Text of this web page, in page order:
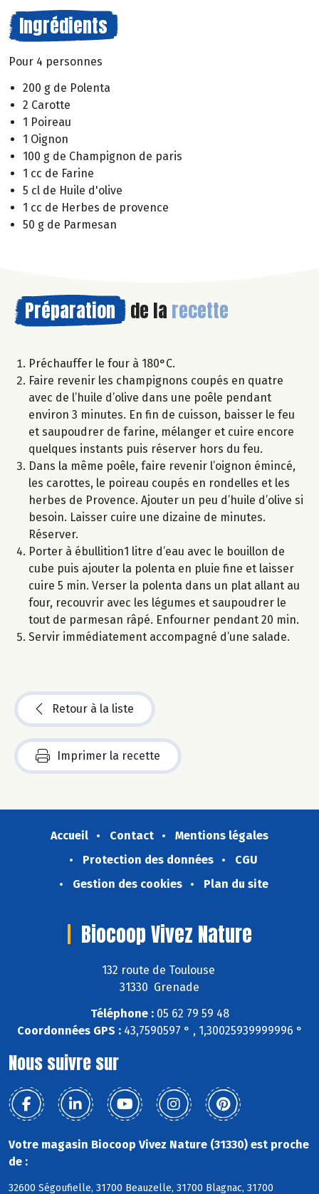
Ingrédients
Pour 4 personnes
200 g de Polenta
2 Carotte
1 Poireau
1 Oignon
100 g de Champignon de paris
1 cc de Farine
5 cl de Huile d'olive
1 cc de Herbes de provence
50 g de Parmesan
Préparation de la recette
Préchauffer le four à 180°C.
Faire revenir les champignons coupés en quatre
avec de l’huile d’olive dans une poêle pendant
environ 3 minutes. En fin de cuisson, baisser le feu
et saupoudrer de farine, mélanger et cuire encore
quelques instants puis réserver hors du feu.
Dans la même poêle, faire revenir l’oignon émincé,
les carottes, le poireau coupés en rondelles et les
herbes de Provence. Ajouter un peu d’huile d’olive si
besoin. Laisser cuire une dizaine de minutes.
Réserver.
Porter à ébullition1 litre d’eau avec le bouillon de
cube puis ajouter la polenta en pluie fine et laisser
cuire 5 min. Verser la polenta dans un plat allant au
four, recouvrir avec les légumes et saupoudrer le
tout de parmesan râpé. Enfourner pendant 20 min.
Servir immédiatement accompagné d’une salade.
Retour à la liste
Imprimer la recette
Accueil Contact
Mentions légales
Protection des données
CGU
Gestion des cookies
Plan du site
Biocoop Vivez Nature
132 route de Toulouse
31330 Grenade
Téléphone :05 62 79 59 48
Coordonnées GPS :43,7590597 ° , 1,30025939999996 °
Nous suivre sur
Votre magasin Biocoop Vivez Nature (31330) est proche
de :
32600 Ségoufielle, 31700 Beauzelle, 31700 Blagnac, 31700